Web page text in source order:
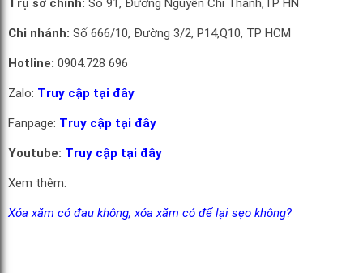
Trụ sở chính: Số 91, Đường Nguyễn Chí Thanh,TP HN
Chi nhánh: Số 666/10, Đường 3/2, P14,Q10, TP HCM
Hotline: 0904.728 696
Zalo: Truy cập tại đây
Fanpage: Truy cập tại đây
Youtube: Truy cập tại đây
Xem thêm:
Xóa xăm có đau không, xóa xăm có để lại sẹo không?